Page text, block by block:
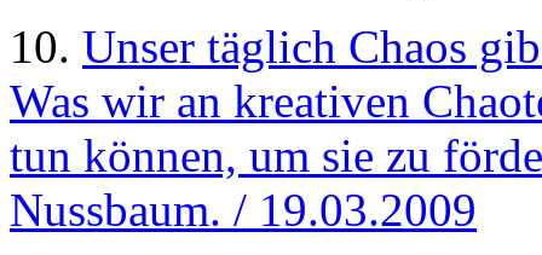
10. Unser täglich Chaos
Was wir an kreativen
tun können, um sie zu
Nussbaum. / 19.03.2009